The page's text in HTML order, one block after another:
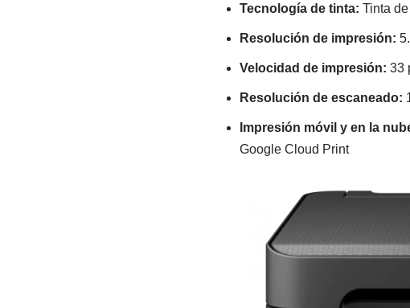
Tecnología de tinta: Tinta
Resolución de impresión:
Velocidad de impresión: 33
Resolución de escaneado:
Impresión móvil y en la
Google Cloud Print